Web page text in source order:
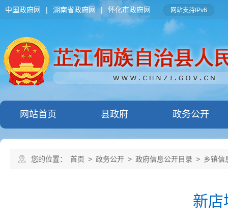
中国政府网 | 湖南省政府网 | 怀化市政府网 网站支持IPv6
网站首页 县政府 政务公开
您的位置： 首页 > 政务公开 > 政府信息公开目录 > 乡镇信
新店